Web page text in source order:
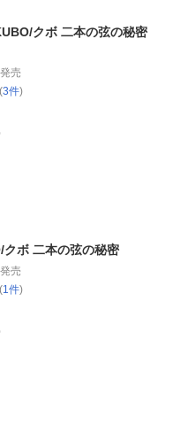
クボ 二本の弦の秘密
発売
(3件)
クボ 二本の弦の秘密
発売
(1 件)